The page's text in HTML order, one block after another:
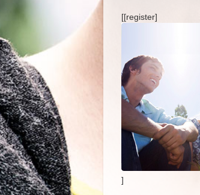
[[register]
]